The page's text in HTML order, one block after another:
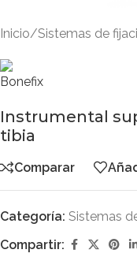
Inicio/Sistemas de
Instrumental
tibia
Comparar
Categoría: Sistemas
Compartir: